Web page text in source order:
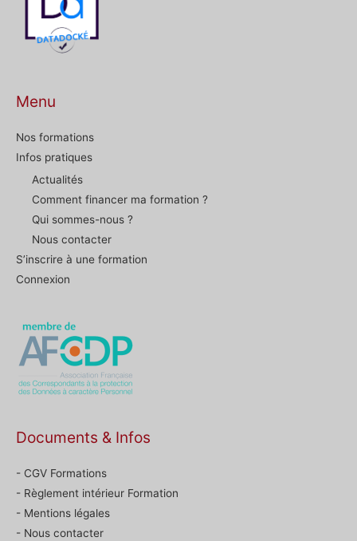
Menu
Nos formations
Infos pratiques
Actualités
Comment financer ma formation ?
Qui sommes-nous ?
Nous contacter
S’inscrire à une formation
Connexion
Documents & Infos
- CGV Formations
- Règlement intérieur Formation
- Mentions légales
- Nous contacter